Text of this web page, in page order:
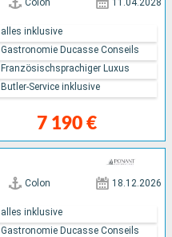
Colon 11.04.2028
7 190 €
alles inklusive
Gastronomie Ducasse Conseils
Französischsprachiger Luxus
Butler-Service inklusive
Colon 18.12.2026
alles inklusive
Gastronomie Ducasse Conseils